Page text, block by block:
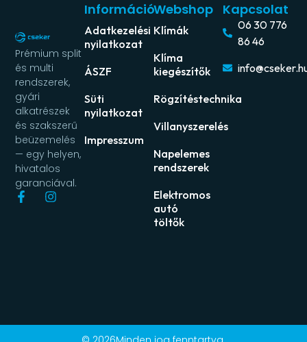
Prémium split
és multi
rendszerek,
gyári
alkatrészek
és szakszerű
beüzemelés
— egy helyen,
hivatalos
garanciával.
Webshop
Klímák
Klíma
kiegészítők
Rögzítéstechnika
Villanyszerelés
Napelemes
rendszerek
Elektromos
autó
töltők
Információ
Adatkezelési
nyilatkozat
ÁSZF
Süti
nyilatkozat
Impresszum
Kapcsolat
06 30 776
86 46